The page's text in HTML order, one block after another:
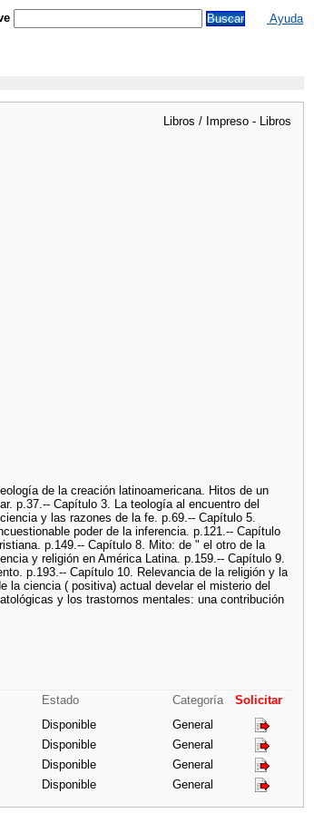
Ayuda
Libros / Impreso - Libros
de la creación latinoamericana. Hitos de un
p.37.-- Capítulo 3. La teología al encuentro del
y las razones de la fe. p.69.-- Capítulo 5.
poder de la inferencia. p.121.-- Capítulo
p.149.-- Capítulo 8. Mito: de " el otro de la
y religión en América Latina. p.159.-- Capítulo 9.
p.193.-- Capítulo 10. Relevancia de la religión y la
la ciencia ( positiva) actual develar el misterio del
y los trastornos mentales: una contribución
Estado Categoría
Solicitar
Disponible
General
Disponible
General
Disponible
General
Disponible General